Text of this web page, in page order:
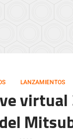
LANZAMIENTOS
virtual